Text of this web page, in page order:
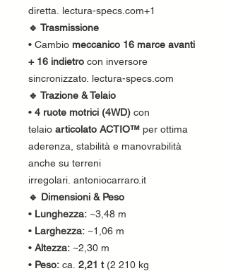
diretta. lectura-specs.com+1
🔹 Trasmissione
• Cambio meccanico 16 marce avanti
+ 16 indietro con inversore
sincronizzato. lectura-specs.com
🔹 Trazione & Telaio
• 4 ruote motrici (4WD) con
telaio articolato ACTIO™ per ottima
aderenza, stabilità e manovrabilità
anche su terreni
irregolari. antoniocarraro.it
🔹 Dimensioni & Peso
• Lunghezza: ~3,48 m
• Larghezza: ~1,06 m
• Altezza: ~2,30 m
• Peso: ca. 2,21 t(2 210 kg